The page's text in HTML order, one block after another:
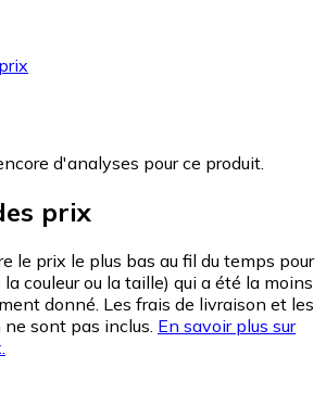
d'analyses pour ce produit.
prix
le prix le plus bas au fil du temps pour
couleur ou la taille) qui a été la moins
donné. Les frais de livraison et les
sont pas inclus. En savoir plus sur